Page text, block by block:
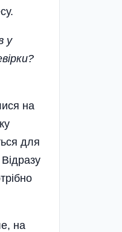
у
на
для
на